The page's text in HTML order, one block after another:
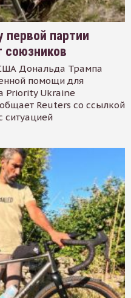
партии
союзников
Дональда Трампа
помощи для
Priority Ukraine
Reuters со ссылкой
ситуацией